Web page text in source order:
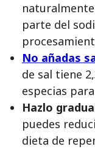
parte del
No añadas
de sal tiene
especias
Hazlo
puedes
dieta de